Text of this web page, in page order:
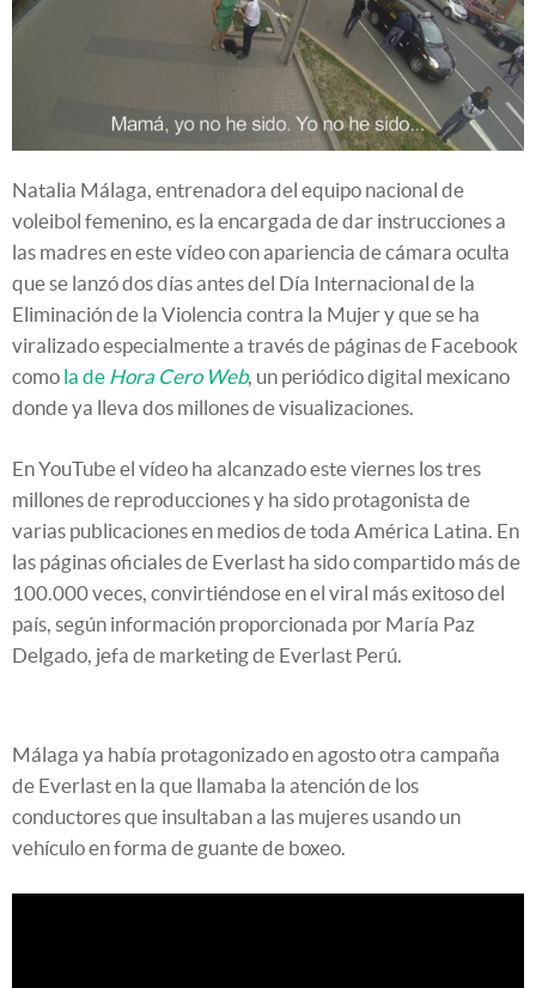
Natalia Málaga, entrenadora del equipo nacional de
voleibol femenino, es la encargada de dar instrucciones a
las madres en este vídeo con apariencia de cámara oculta
que se lanzó dos días antes del Día Internacional de la
Eliminación de la Violencia contra la Mujer y que se ha
viralizado especialmente a través de páginas de Facebook
como la de Hora Cero Web, un periódico digital mexicano
donde ya lleva dos millones de visualizaciones.
En YouTube el vídeo ha alcanzado este viernes los tres
millones de reproducciones y ha sido protagonista de
varias publicaciones en medios de toda América Latina. En
las páginas oficiales de Everlast ha sido compartido más de
100.000 veces, convirtiéndose en el viral más exitoso del
país, según información proporcionada por María Paz
Delgado, jefa de marketing de Everlast Perú.
Málaga ya había protagonizado en agosto otra campaña
de Everlast en la que llamaba la atención de los
conductores que insultaban a las mujeres usando un
vehículo en forma de guante de boxeo.